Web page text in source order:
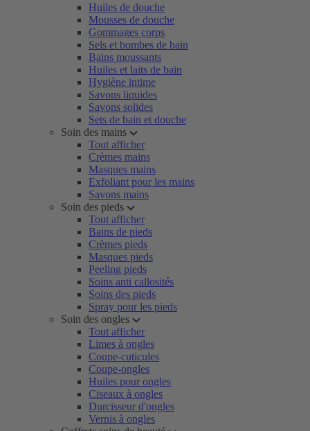
Huiles de douche
Mousses de douche
Gommages corps
Sels et bombes de bain
Bains moussants
Huiles et laits de bain
Hygiène intime
Savons liquides
Savons solides
Sets de bain et douche
Soin des mains
Tout afficher
Crèmes mains
Masques mains
Exfoliant pour les mains
Savons mains
Soin des pieds
Tout afficher
Bains de pieds
Crèmes pieds
Masques pieds
Peeling pieds
Soins anti callosités
Soins des pieds
Spray pour les pieds
Soin des ongles
Tout afficher
Limes à ongles
Coupe-cuticules
Coupe-ongles
Huiles pour ongles
Ciseaux à ongles
Durcisseur d'ongles
Vernis à ongles